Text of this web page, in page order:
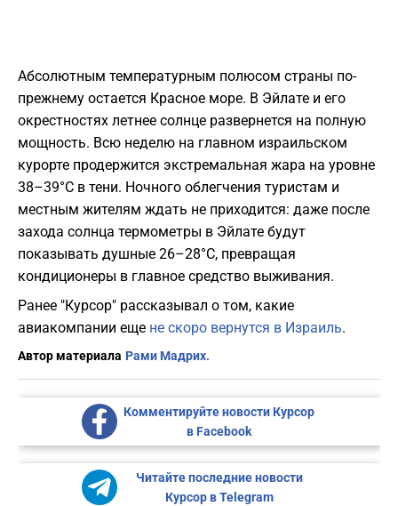
Абсолютным температурным полюсом страны по-
прежнему остается Красное море. В Эйлате и его
окрестностях летнее солнце развернется на полную
мощность. Всю неделю на главном израильском
курорте продержится экстремальная жара на уровне
38–39°C в тени. Ночного облегчения туристам и
местным жителям ждать не приходится: даже после
захода солнца термометры в Эйлате будут
показывать душные 26–28°C, превращая
кондиционеры в главное средство выживания.
Ранее "Курсор" рассказывал о том, какие
авиакомпании еще не скоро вернутся в Израиль.
Автор материала Рами Мадрих.
Комментируйте новости Курсор
в Facebook
Читайте последние новости
Курсор в Telegram